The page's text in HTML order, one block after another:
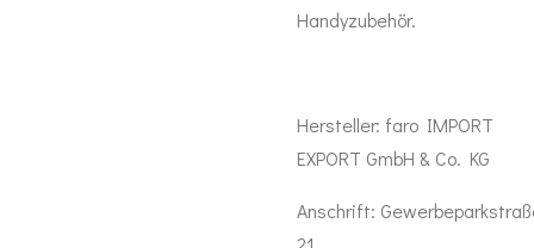
Handyzubehör.
Hersteller: faro IMPORT
EXPORT GmbH & Co. KG
Anschrift: